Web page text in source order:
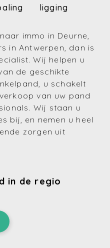
ligging
immo in Deurne,
in Antwerpen, dan is
Wij helpen u
de geschikte
u schakelt
van uw pand
Wij staan u
bij, en nemen u heel
zorgen uit
in de regio